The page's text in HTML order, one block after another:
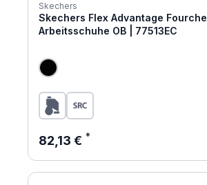
Skechers
Skechers Flex Advantage Fourche
Arbeitsschuhe OB | 77513EC
Regulärer Preis:
82,13 €